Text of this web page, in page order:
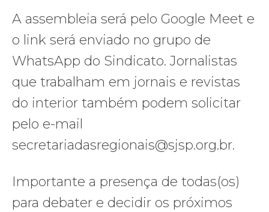
A assembleia será pelo Google Meet e
o link será enviado no grupo de
WhatsApp do Sindicato. Jornalistas
que trabalham em jornais e revistas
do interior também podem solicitar
pelo e-mail
secretariadasregionais@sjsp.org.br.
Importante a presença de todas(os)
para debater e decidir os próximos